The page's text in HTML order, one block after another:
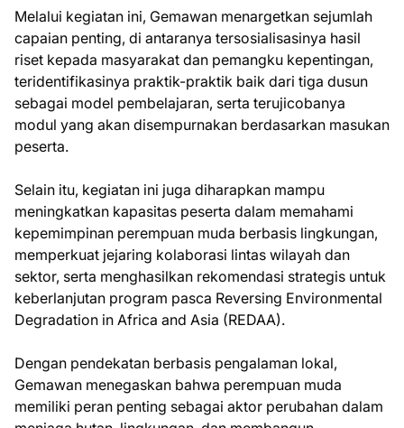
Melalui kegiatan ini, Gemawan menargetkan sejumlah
capaian penting, di antaranya tersosialisasinya hasil
riset kepada masyarakat dan pemangku kepentingan,
teridentifikasinya praktik-praktik baik dari tiga dusun
sebagai model pembelajaran, serta terujicobanya
modul yang akan disempurnakan berdasarkan masukan
peserta.
Selain itu, kegiatan ini juga diharapkan mampu
meningkatkan kapasitas peserta dalam memahami
kepemimpinan perempuan muda berbasis lingkungan,
memperkuat jejaring kolaborasi lintas wilayah dan
sektor, serta menghasilkan rekomendasi strategis untuk
keberlanjutan program pasca Reversing Environmental
Degradation in Africa and Asia (REDAA).
Dengan pendekatan berbasis pengalaman lokal,
Gemawan menegaskan bahwa perempuan muda
memiliki peran penting sebagai aktor perubahan dalam